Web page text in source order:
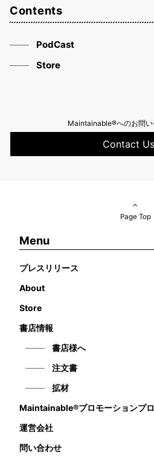
Contents
PodCast
Store
Maintainable®へのお問い
Contact Us
Page Top
Menu
プレスリリース
About
Store
書店情報
書店様へ
注文書
拡材
Maintainable®プロモーションプ
運営会社
問い合わせ